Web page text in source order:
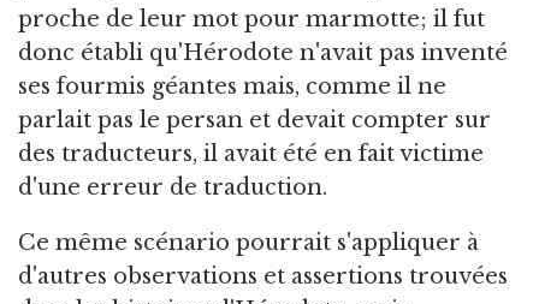
proche de leur mot pour marmotte; il fut
donc établi qu'Hérodote n'avait pas inventé
ses fourmis géantes mais, comme il ne
parlait pas le persan et devait compter sur
des traducteurs, il avait été en fait victime
d'une erreur de traduction.
Ce même scénario pourrait s'appliquer à
d'autres observations et assertions trouvées